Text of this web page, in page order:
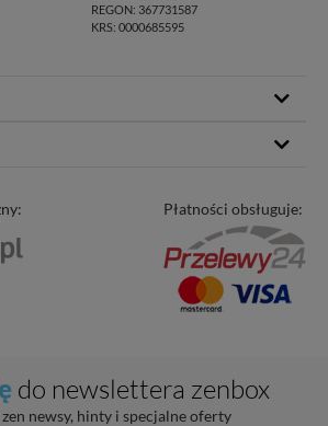
REGON: 367731587
KRS: 0000685595
do newslettera zenbox
newsy, hinty i specjalne oferty
Płatności obsługuje: